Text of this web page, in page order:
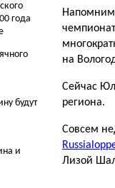
на
Сейчас
региона.
Совсем
Лизой
года
будут
и